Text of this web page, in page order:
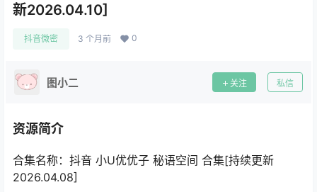
新2026.04.10]
抖音微密 3 个月前 0
图小二 关注 私信
资源简介
合集名称：抖音 小U优优子 秘语空间 合集[持续更新
2026.04.08]